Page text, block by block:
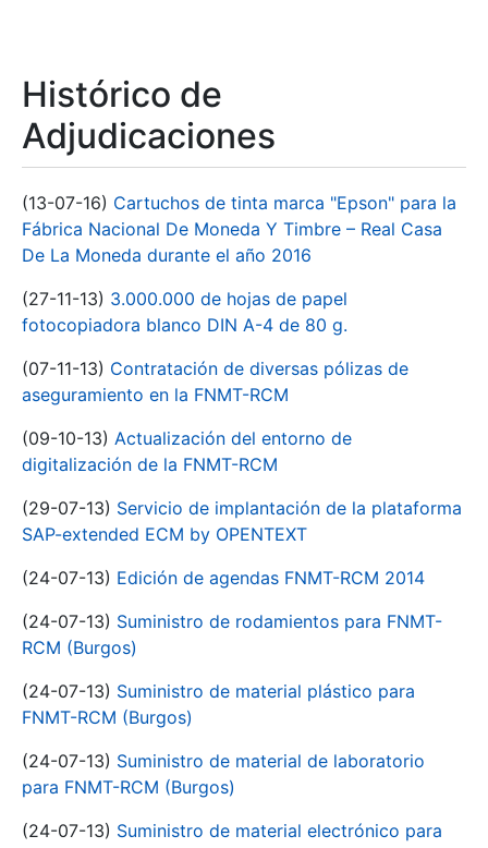
Histórico de
Adjudicaciones
(13-07-16) Cartuchos de tinta marca "Epson" para la
Fábrica Nacional De Moneda Y Timbre – Real Casa
De La Moneda durante el año 2016
(27-11-13) 3.000.000 de hojas de papel
fotocopiadora blanco DIN A-4 de 80 g.
(07-11-13) Contratación de diversas pólizas de
aseguramiento en la FNMT-RCM
(09-10-13) Actualización del entorno de
digitalización de la FNMT-RCM
(29-07-13) Servicio de implantación de la plataforma
SAP-extended ECM by OPENTEXT
(24-07-13) Edición de agendas FNMT-RCM 2014
(24-07-13) Suministro de rodamientos para FNMT-
RCM (Burgos)
(24-07-13) Suministro de material plástico para
FNMT-RCM (Burgos)
(24-07-13) Suministro de material de laboratorio
para FNMT-RCM (Burgos)
(24-07-13) Suministro de material electrónico para